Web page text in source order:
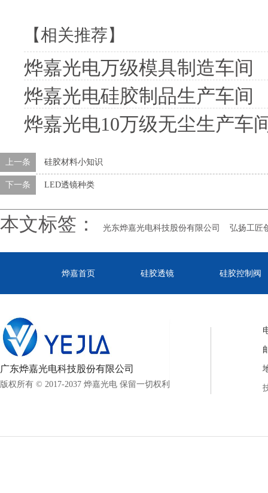
【相关推荐】
烨嘉光电万级模具制造车间
烨嘉光电硅胶制品生产车间
烨嘉光电10万级无尘生产车
上一条 硅胶材料小知识
下一条 LED透镜种类
本文标签： 光东烨嘉光电科技股份有限公司 弘扬工匠
烨嘉首页 硅胶透镜 硅胶控制阀
广东烨嘉光电科技股份有限公司
版权所有 © 2017-2037 烨嘉光电 保留一切权利